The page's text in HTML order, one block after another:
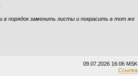
в порядок заменить листы и покрасить в тот же
09.07.2026 16:06 MSK
Ссылка